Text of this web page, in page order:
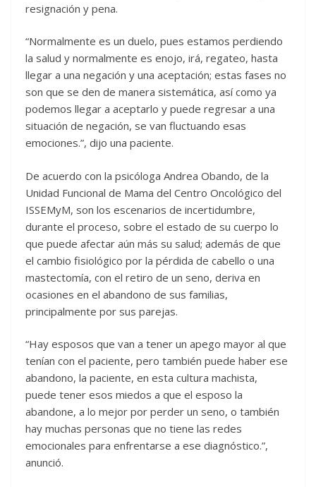
resignación y pena.
“Normalmente es un duelo, pues estamos perdiendo
la salud y normalmente es enojo, irá, regateo, hasta
llegar a una negación y una aceptación; estas fases no
son que se den de manera sistemática, así como ya
podemos llegar a aceptarlo y puede regresar a una
situación de negación, se van fluctuando esas
emociones.”, dijo una paciente.
De acuerdo con la psicóloga Andrea Obando, de la
Unidad Funcional de Mama del Centro Oncológico del
ISSEMyM, son los escenarios de incertidumbre,
durante el proceso, sobre el estado de su cuerpo lo
que puede afectar aún más su salud; además de que
el cambio fisiológico por la pérdida de cabello o una
mastectomía, con el retiro de un seno, deriva en
ocasiones en el abandono de sus familias,
principalmente por sus parejas.
“Hay esposos que van a tener un apego mayor al que
tenían con el paciente, pero también puede haber ese
abandono, la paciente, en esta cultura machista,
puede tener esos miedos a que el esposo la
abandone, a lo mejor por perder un seno, o también
hay muchas personas que no tiene las redes
emocionales para enfrentarse a ese diagnóstico.”,
anunció.